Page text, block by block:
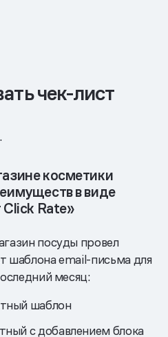
чек-лист
косметики
в виде
Сlick Rate»
посуды провел
шаблона email-письма для
месяц:
шаблон
с добавлением блока